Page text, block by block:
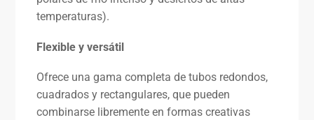
temperaturas).
Flexible y versátil
Ofrece una gama completa de tubos redondos,
cuadrados y rectangulares, que pueden
combinarse libremente en formas creativas